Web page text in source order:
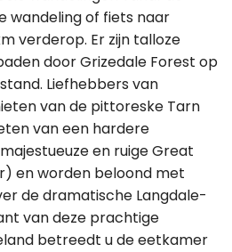
wandeling of fiets naar
verderop. Er zijn talloze
door Grizedale Forest op
Liefhebbers van
van de pittoreske Tarn
van een hardere
en ruige Great
en worden beloond met
de dramatische Langdale-
van deze prachtige
betreedt u de eetkamer